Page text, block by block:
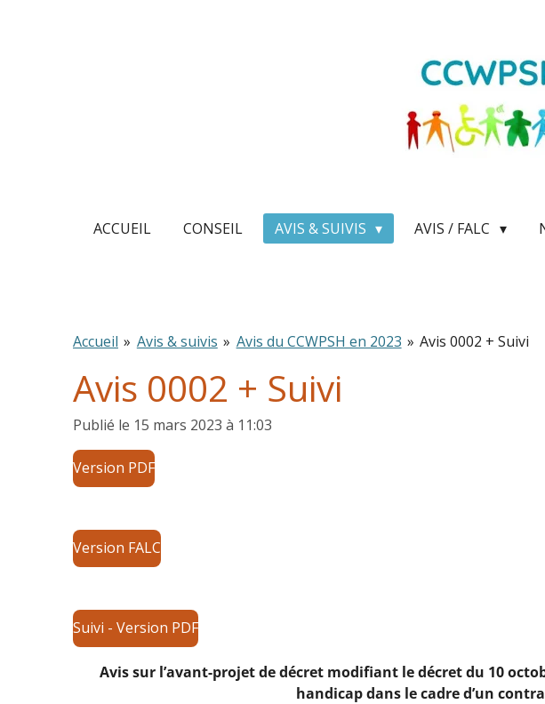
ACCUEIL CONSEIL AVIS & SUIVIS AVIS / FALC
Accueil » Avis & suivis » Avis du CCWPSH en 2023 » Avis 0002 + Suivi
Avis 0002 + Suivi
Publié le 15 mars 2023 à 11:03
Version PDF
Version FALC
Suivi - Version PDF
Avis sur l’avant-projet de décret modifiant le décret du 10
handicap dans le cadre d’un